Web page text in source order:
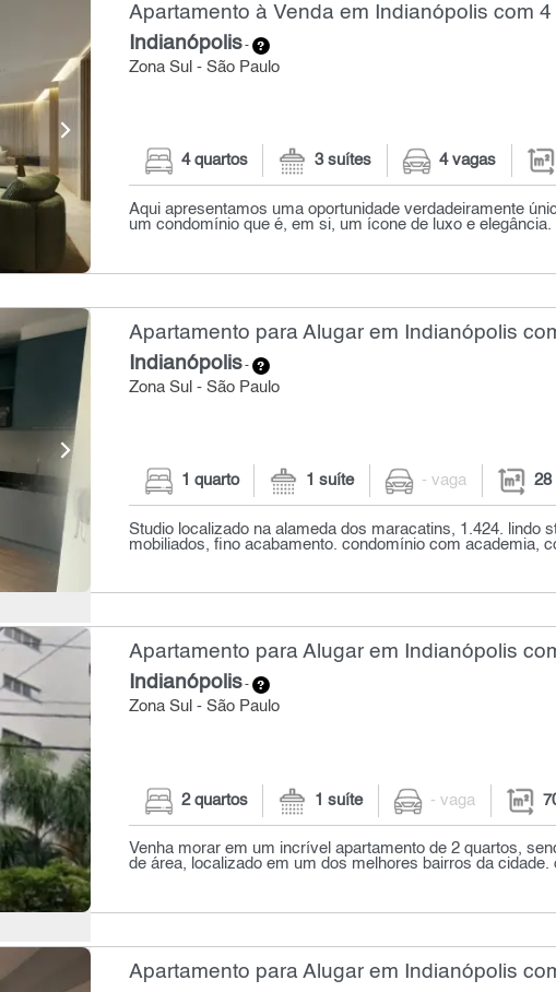
Apartamento à Venda em Indianópolis com 4
Indianópolis-
Zona Sul - São Paulo
4 quartos 3 suítes 4 vagas
Aqui apresentamos uma oportunidade verdadeiramente
um condomínio que é, em si, um ícone de luxo e
Apartamento para Alugar em Indianópolis
Indianópolis-
Zona Sul - São Paulo
1 quarto 1 suíte - vaga 28
Studio localizado na alameda dos maracatins, 1.424. lindo
mobiliados, fino acabamento. condomínio com academia,
Apartamento para Alugar em Indianópolis
Indianópolis-
Zona Sul - São Paulo
2 quartos 1 suíte - vaga
Venha morar em um incrível apartamento de 2 quartos,
de área, localizado em um dos melhores bairros da cidade.
Apartamento para Alugar em Indianópolis